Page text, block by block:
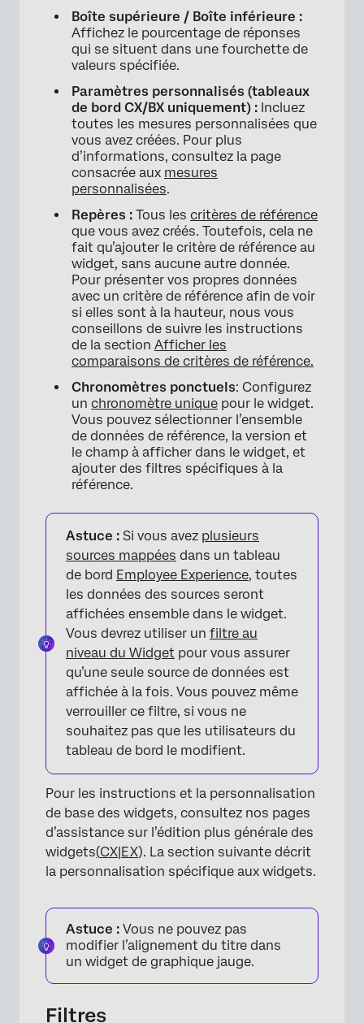
×
Boîte supérieure / Boîte inférieure :
Affichez le pourcentage de réponses
qui se situent dans une fourchette de
valeurs spécifiée.
Paramètres personnalisés (tableaux
de bord CX/BX uniquement) : Incluez
toutes les mesures personnalisées que
vous avez créées. Pour plus
d’informations, consultez la page
consacrée aux mesures
personnalisées.
Repères : Tous les critères de référence
que vous avez créés. Toutefois, cela ne
fait qu’ajouter le critère de référence au
widget, sans aucune autre donnée.
Pour présenter vos propres données
avec un critère de référence afin de voir
si elles sont à la hauteur, nous vous
conseillons de suivre les instructions
de la section Afficher les
comparaisons de critères de référence.
Chronomètres ponctuels: Configurez
un chronomètre unique pour le widget.
Vous pouvez sélectionner l’ensemble
de données de référence, la version et
le champ à afficher dans le widget, et
ajouter des filtres spécifiques à la
référence.
Astuce : Si vous avez plusieurs
sources mappées dans un tableau
de bord Employee Experience, toutes
les données des sources seront
affichées ensemble dans le widget.
Vous devrez utiliser un filtre au
niveau du Widget pour vous assurer
qu’une seule source de données est
affichée à la fois. Vous pouvez même
verrouiller ce filtre, si vous ne
souhaitez pas que les utilisateurs du
tableau de bord le modifient.
Pour les instructions et la personnalisation
de base des widgets, consultez nos pages
d’assistance sur l’édition plus générale des
widgets(CX|EX). La section suivante décrit
la personnalisation spécifique aux widgets.
Astuce : Vous ne pouvez pas
modifier l’alignement du titre dans
un widget de graphique jauge.
Filtres